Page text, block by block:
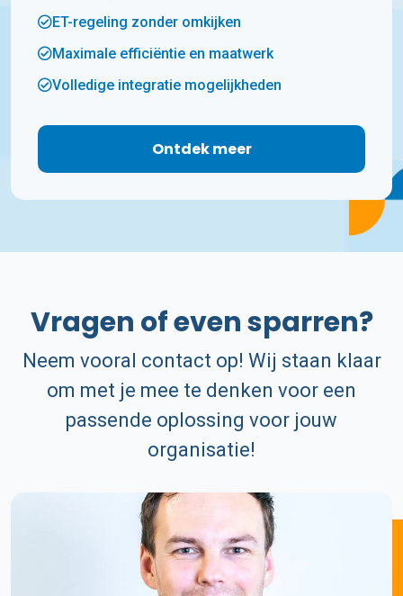
ET-regeling zonder omkijken
Maximale efficiëntie en maatwerk
Volledige integratie mogelijkheden
Ontdek meer
Vragen of even sparren?
Neem vooral contact op! Wij staan klaar
om met je mee te denken voor een
passende oplossing voor jouw
organisatie!